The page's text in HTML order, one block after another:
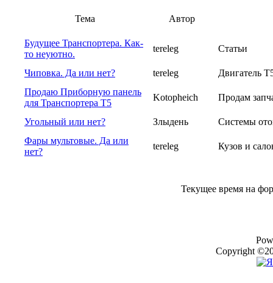
Тема Автор
Будущее Транспортера. Как-
то неуютно.
tereleg Статьи
Чиповка. Да или нет? tereleg
Двигатель
Продаю Приборную панель
для Транспортера T5
Kotopheich Продам
Угольный или нет? Злыдень
Системы
Фары мультовые. Да или
нет?
tereleg Кузов и
Текущее время на
Copyright